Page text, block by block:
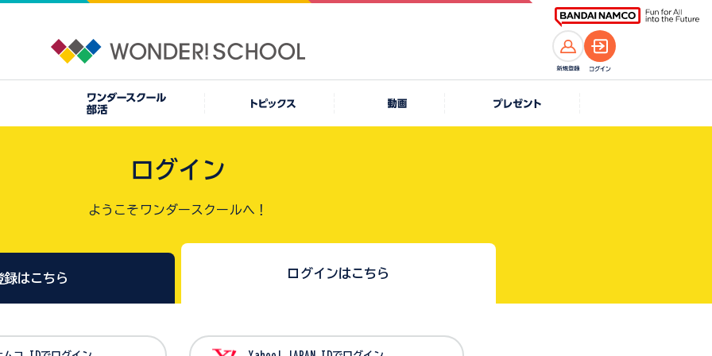
ログイン
ようこそワンダースクールへ！
録はこちら ログインはこちら